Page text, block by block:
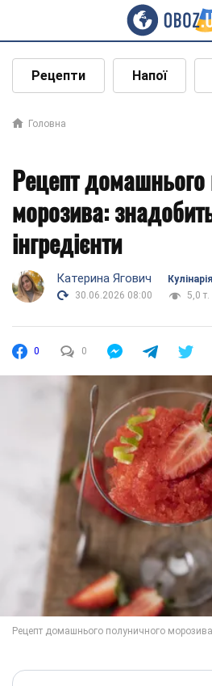
Рецепти Напої
Головна
Рецепт домашнього
морозива:
інгредієнти
Катерина Ягович
Кулінарія
30.06.2026 08:00
5,0 т.
0 0